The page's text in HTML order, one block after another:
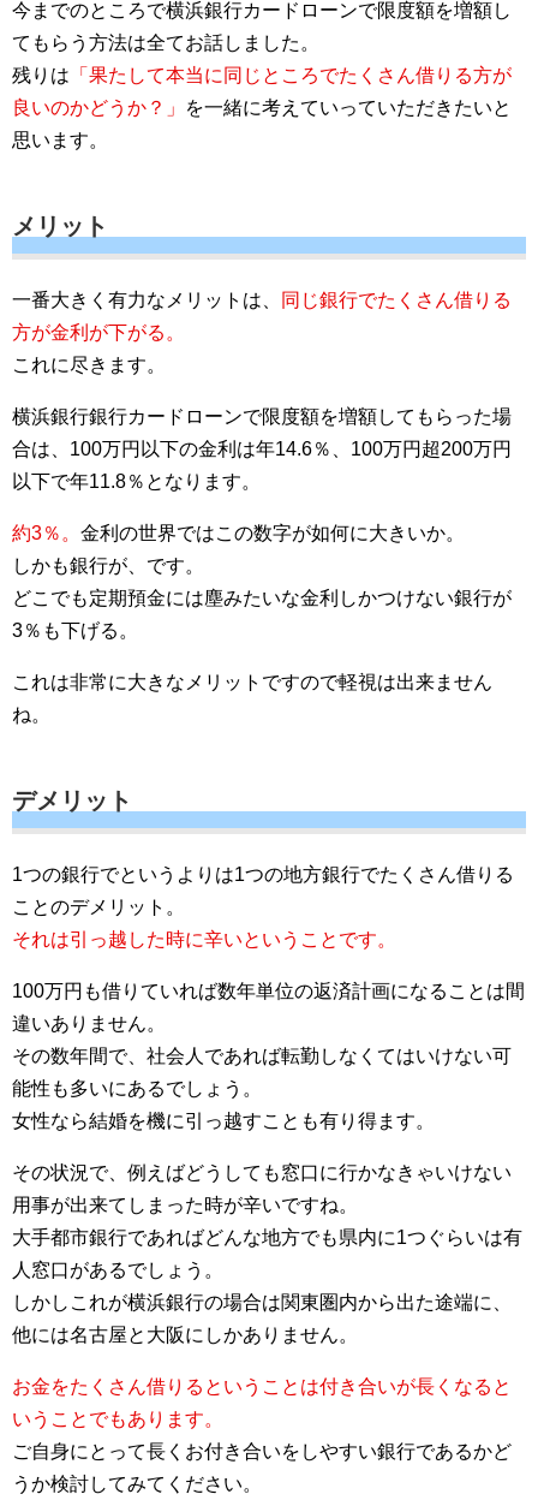
今までのところで横浜銀行カードローンで限度額を増額し
てもらう方法は全てお話しました。
残りは 「果たして本当に同じところでたくさん借りる方が
良いのかどうか？」
を一緒に考えていっていただきたいと
思います。
メリット
一番大きく有力なメリットは、
同じ銀行でたくさん借りる
方が金利が下がる。
これに尽きます。
横浜銀行銀行カードローンで限度額を増額してもらった場
合は、100万円以下の金利は年14.6％、100万円超200万円
以下で年11.8％となります。
約3％。 金利の世界ではこの数字が如何に大きいか。
しかも銀行が、です。
どこでも定期預金には塵みたいな金利しかつけない銀行が
3％も下げる。
これは非常に大きなメリットですので軽視は出来ません
ね。
デメリット
1つの銀行でというよりは1つの地方銀行でたくさん借りる
ことのデメリット。
それは引っ越した時に辛いということです。
100万円も借りていれば数年単位の返済計画になることは間
違いありません。
その数年間で、社会人であれば転勤しなくてはいけない可
能性も多いにあるでしょう。
女性なら結婚を機に引っ越すことも有り得ます。
その状況で、例えばどうしても窓口に行かなきゃいけない
用事が出来てしまった時が辛いですね。
大手都市銀行であればどんな地方でも県内に1つぐらいは有
人窓口があるでしょう。
しかしこれが横浜銀行の場合は関東圏内から出た途端に、
他には名古屋と大阪にしかありません。
お金をたくさん借りるということは付き合いが長くなると
いうことでもあります。
ご自身にとって長くお付き合いをしやすい銀行であるかど
うか検討してみてください。